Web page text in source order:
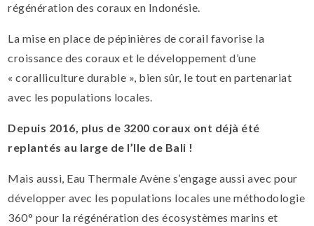
régénération des coraux en Indonésie.
La mise en place de pépinières de corail favorise la
croissance des coraux et le développement d’une
« coralliculture durable », bien sûr, le tout en partenariat
avec les populations locales.
Depuis 2016, plus de 3200 coraux ont déjà été
replantés au large de l’Ile de Bali !
Mais aussi, Eau Thermale Avène s’engage aussi avec pour
développer avec les populations locales une méthodologie
360° pour la régénération des écosystèmes marins et